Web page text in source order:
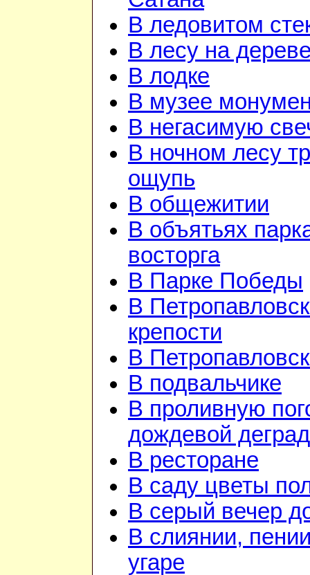
В ледовитом
В лесу на
В лодке
В музее
В негасимую
В ночном лесу
ощупь
В общежитии
В объятьях
восторга
В Парке Победы
В
крепости
В
В подвальчике
В проливную
дождевой
В ресторане
В саду цветы
В серый вечер
В слиянии,
угаре